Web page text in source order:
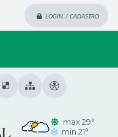
LOGIN / CADASTRO
max 29°
min 21°